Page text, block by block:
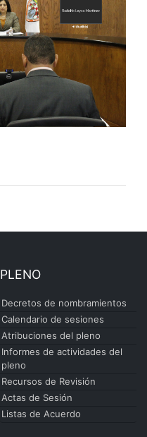
PLENO
Decretos de nombramientos
Calendario de sesiones
Atribuciones del pleno
Informes de actividades del
pleno
Recursos de Revisión
Actas de Sesión
Listas de Acuerdo